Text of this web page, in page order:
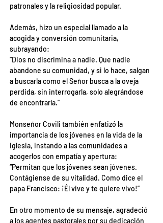
patronales y la religiosidad popular.
Además, hizo un especial llamado a la
acogida y conversión comunitaria,
subrayando:
“Dios no discrimina a nadie. Que nadie
abandone su comunidad, y si lo hace, salgan
a buscarla como el Señor busca a la oveja
perdida, sin interrogarla, solo alegrándose
de encontrarla.”
Monseñor Covili también enfatizó la
importancia de los jóvenes en la vida de la
Iglesia, instando a las comunidades a
acogerlos con empatía y apertura:
“Permitan que los jóvenes sean jóvenes.
Contágiense de su vitalidad. Como dice el
papa Francisco: ¡Él vive y te quiere vivo!”
En otro momento de su mensaje, agradeció
a los agentes pastorales por su dedicación